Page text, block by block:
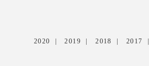
2020 2019 2018 2017